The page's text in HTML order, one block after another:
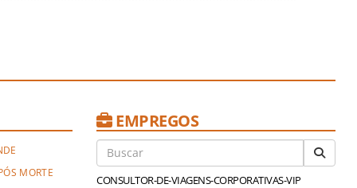
MORTE
EMPREGOS
CONSULTOR-DE-VIAGENS-CORPORATIVAS-VIP